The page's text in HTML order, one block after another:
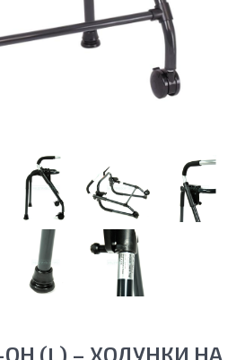
ОН (L) – ХОДУНКИ НА